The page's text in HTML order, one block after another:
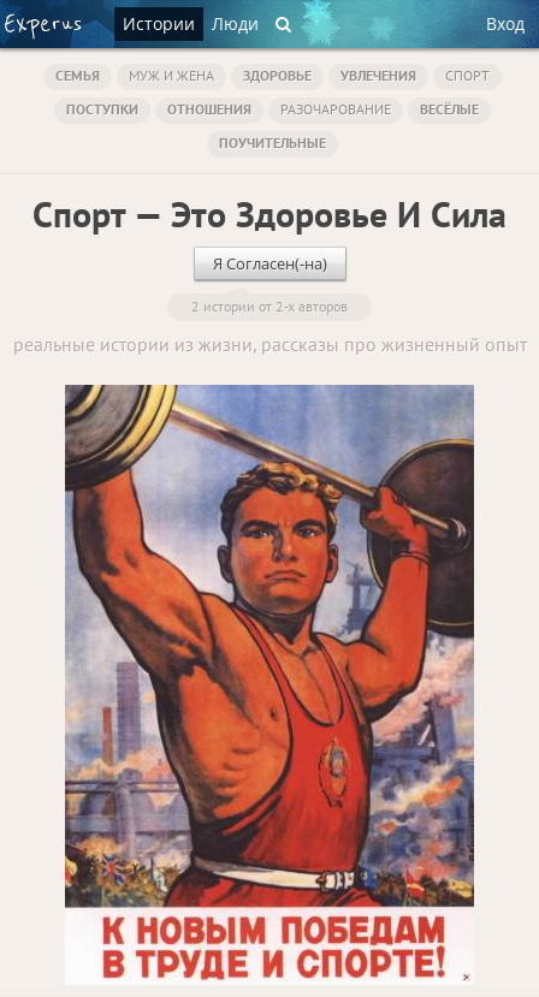
Истории Люди Вход
СЕМЬЯ МУЖ И ЖЕНА ЗДОРОВЬЕ УВЛЕЧЕНИЯ
СПОРТ
ПОСТУПКИ
ОТНОШЕНИЯ РАЗОЧАРОВАНИЕ
ВЕСЁЛЫЕ
ПОУЧИТЕЛЬНЫЕ
Спорт — Это Здоровье И Сила
Я Согласен(-на)
2 истории от 2-х авторов
реальные истории из жизни, рассказы про жизненный опыт